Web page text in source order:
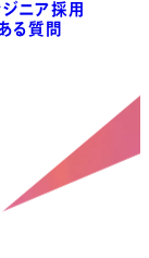
ジニア採用
る質問